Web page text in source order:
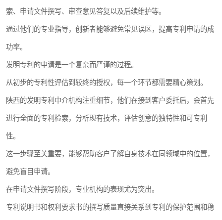
索、申请文件撰写、审查意见答复以及后续维护等。
通过他们的专业指导，创新者能够避免常见误区，提高专利申请的成
功率。
发明专利的申请是一个复杂而严谨的过程。
从初步的专利性评估到较终的授权，每一个环节都需要精心策划。
陕西的发明专利中介机构注重细节，他们在接到客户委托后，会首先
进行全面的专利检索，分析现有技术，评估创意的独特性和可专利
性。
这一步骤至关重要，能够帮助客户了解自身技术在同领域中的位置，
避免盲目申请。
在申请文件撰写阶段，专业机构的表现尤为突出。
专利说明书和权利要求书的撰写质量直接关系到专利的保护范围和稳